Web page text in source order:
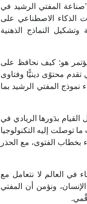
"صناعة المفتي الرشيد في
الذكاء الاصطناعي على
النماذج الذهنية
هو: كيف نحافظ على
محتوًى دينيًّا وفتاوى
المفتي الرشيد بما
بدَورها الريادي في
توصلت إليه التكنولوجيا
الفتوى، مع الحذر
في العالم لا نتعامل مع
ونؤمن أن المفتي